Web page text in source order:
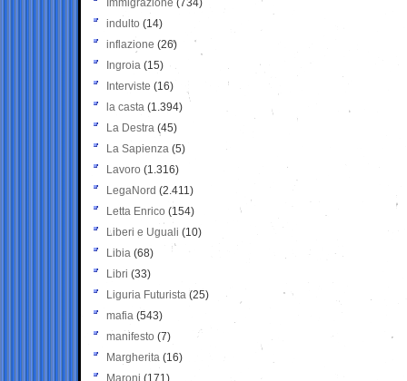
Immigrazione (734)
indulto (14)
inflazione (26)
Ingroia (15)
Interviste (16)
la casta (1.394)
La Destra (45)
La Sapienza (5)
Lavoro (1.316)
LegaNord (2.411)
Letta Enrico (154)
Liberi e Uguali (10)
Libia (68)
Libri (33)
Liguria Futurista (25)
mafia (543)
manifesto (7)
Margherita (16)
Maroni (171)